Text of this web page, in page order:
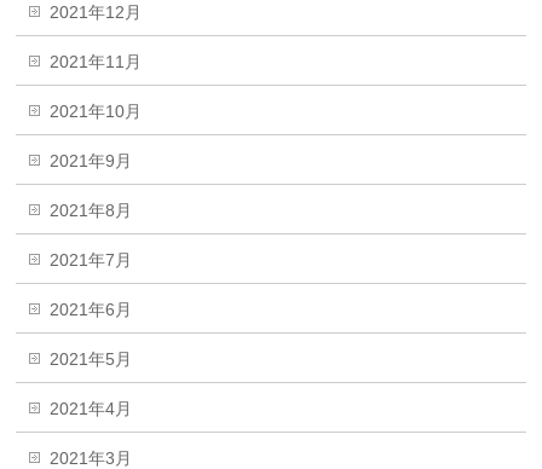
2021年12月
2021年11月
2021年10月
2021年9月
2021年8月
2021年7月
2021年6月
2021年5月
2021年4月
2021年3月